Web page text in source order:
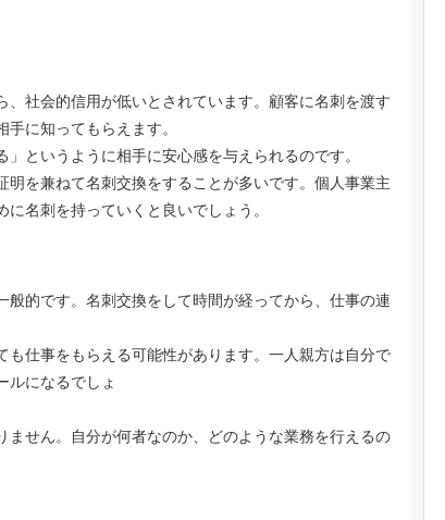
社会的信用が低いとされています。顧客に名刺を渡す
に知ってもらえます。
というように相手に安心感を与えられるのです。
を兼ねて名刺交換をすることが多いです。個人事業主
名刺を持っていくと良いでしょう。
的です。名刺交換をして時間が経ってから、仕事の連
仕事をもらえる可能性があります。一人親方は自分で
ルになるでしょ
せん。自分が何者なのか、どのような業務を行えるの